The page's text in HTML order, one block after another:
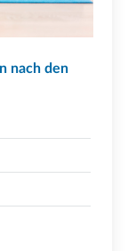
nach den